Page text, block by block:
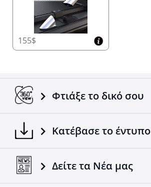
155$
Φτιάξε το δικό σου
Κατέβασε το έντυπο
Δείτε τα Νέα μας